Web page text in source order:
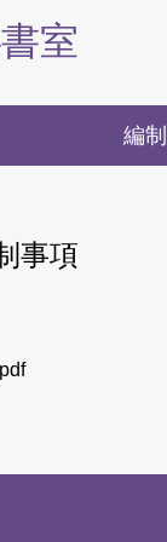
室
編制
事項